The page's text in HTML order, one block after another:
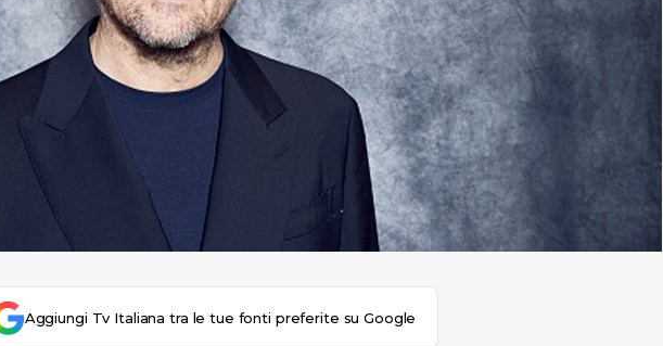
Aggiungi Tv Italiana tra le tue fonti preferite su Google